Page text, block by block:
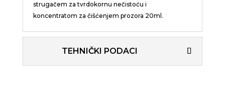
strugačem za tvrdokornu nečistoću i
koncentratom za čišćenjem prozora 20ml.
TEHNIČKI PODACI